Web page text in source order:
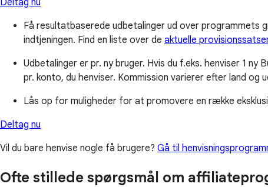
Få resultatbaserede udbetalinger ud over programmets
indtjeningen. Find en liste over de aktuelle
Udbetalinger er pr. ny bruger. Hvis du f.eks. henviser 1
pr. konto, du henviser. Kommission varierer efter land og
Lås op for muligheder for at promovere en række
Deltag nu
Vil du bare henvise nogle få brugere? Gå til
Ofte stillede spørgsmål om